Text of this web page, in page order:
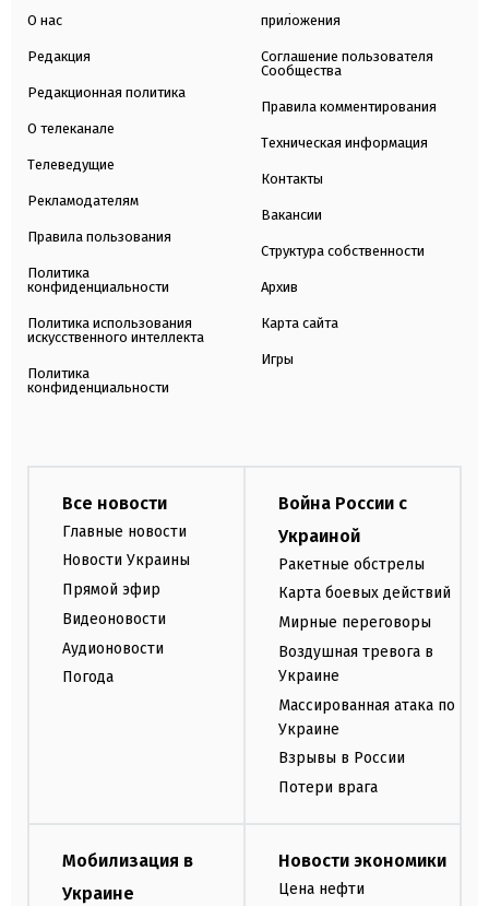
О нас
Редакция
Редакционная политика
О телеканале
Телеведущие
Рекламодателям
Правила пользования
Политика
конфиденциальности
Политика использования
искусственного интеллекта
Политика
конфиденциальности
приложения
Соглашение пользователя
Сообщества
Правила комментирования
Техническая информация
Контакты
Вакансии
Структура собственности
Архив
Карта сайта
Игры
Все новости
Главные новости
Новости Украины
Прямой эфир
Видеоновости
Аудионовости
Погода
Война России с
Украиной
Ракетные обстрелы
Карта боевых действий
Мирные переговоры
Воздушная тревога в
Украине
Массированная атака по
Украине
Взрывы в России
Потери врага
Мобилизация в
Украине
Новости экономики
Цена нефти